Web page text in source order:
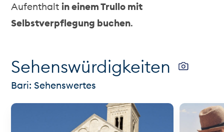
Aufenthalt in einem Trullo mit
Selbstverpflegung buchen.
Sehenswürdigkeiten
Bari: Sehenswertes